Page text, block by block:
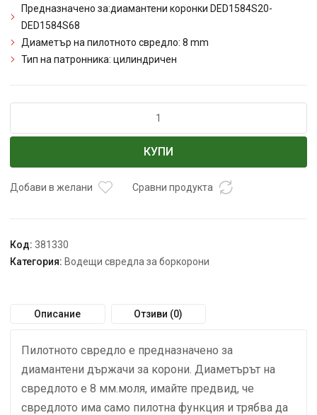
Предназначено за:диамантени коронки DED1584S20-
DED1584S68
Диаметър на пилотното свредло: 8 mm
Тип на патронника: цилиндричен
Свредло
за
плочки
DED1584S20-
КУПИ
Добави в желани Сравни продукта
Код: 381330
Категория: Водещи свредла за боркорони
Описание Отзиви (0)
Пилотното свредло е предназначено за
диамантени държачи за корони. Диаметърът на
свредлото е 8 мм.моля, имайте предвид, че
свредлото има само пилотна функция и трябва да